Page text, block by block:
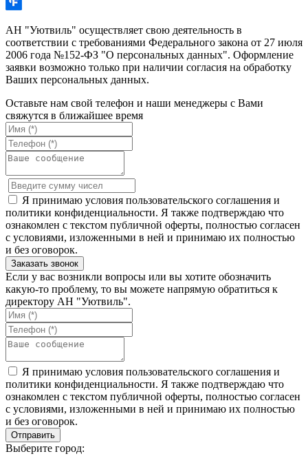
АН "Уютвиль" осуществляет свою деятельность в
соответствии с требованиями Федерального закона от 27 июля
2006 года №152-ФЗ "О персональных данных". Оформление
заявки возможно только при наличии согласия на обработку
Ваших персональных данных.
Оставьте нам свой телефон и наши менеджеры с Вами
свяжутся в ближайшее время
Я принимаю условия пользовательского соглашения и
политики конфиденциальности. Я также подтверждаю что
ознакомлен с текстом публичной оферты, полностью согласен
с условиями, изложенными в ней и принимаю их полностью
и без оговорок.
Если у вас возникли вопросы или вы хотите обозначить
какую-то проблему, то вы можете напрямую обратиться к
директору АН "Уютвиль".
Я принимаю условия пользовательского соглашения и
политики конфиденциальности. Я также подтверждаю что
ознакомлен с текстом публичной оферты, полностью согласен
с условиями, изложенными в ней и принимаю их полностью
и без оговорок.
Выберите город: